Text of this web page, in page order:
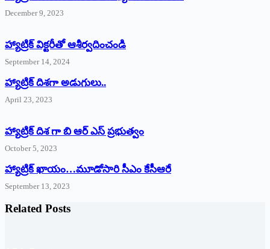
December 9, 2023
హ్యాట్రిక్‌ ‌విక్టరీతో ఆశీర్వదించండి
September 14, 2024
‌హ్యాట్రిక్‌ ‌దిశగా అడుగులు..
April 23, 2023
హ్యాట్రిక్ దిశ గా బి ఆర్ ఎస్ ప్రభుత్వం
October 5, 2023
హ్యాట్రిక్‌ ‌ఖాయం…మూడోసారి సీఎం కేసీఆరే
September 13, 2023
Related Posts